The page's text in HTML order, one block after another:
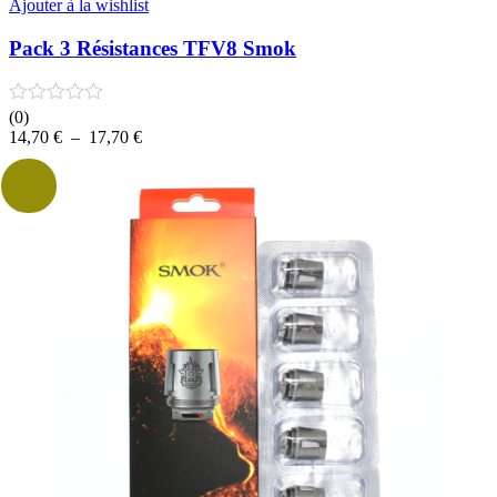
Ajouter à la wishlist
Pack 3 Résistances TFV8 Smok
(0)
14,70 € – 17,70 €Plage
14,70 €
à
17,70 €